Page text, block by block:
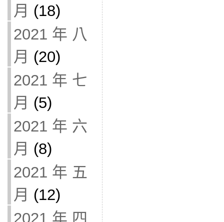
月 (18)
2021 年 八
月 (20)
2021 年 七
月 (5)
2021 年 六
月 (8)
2021 年 五
月 (12)
2021 年 四